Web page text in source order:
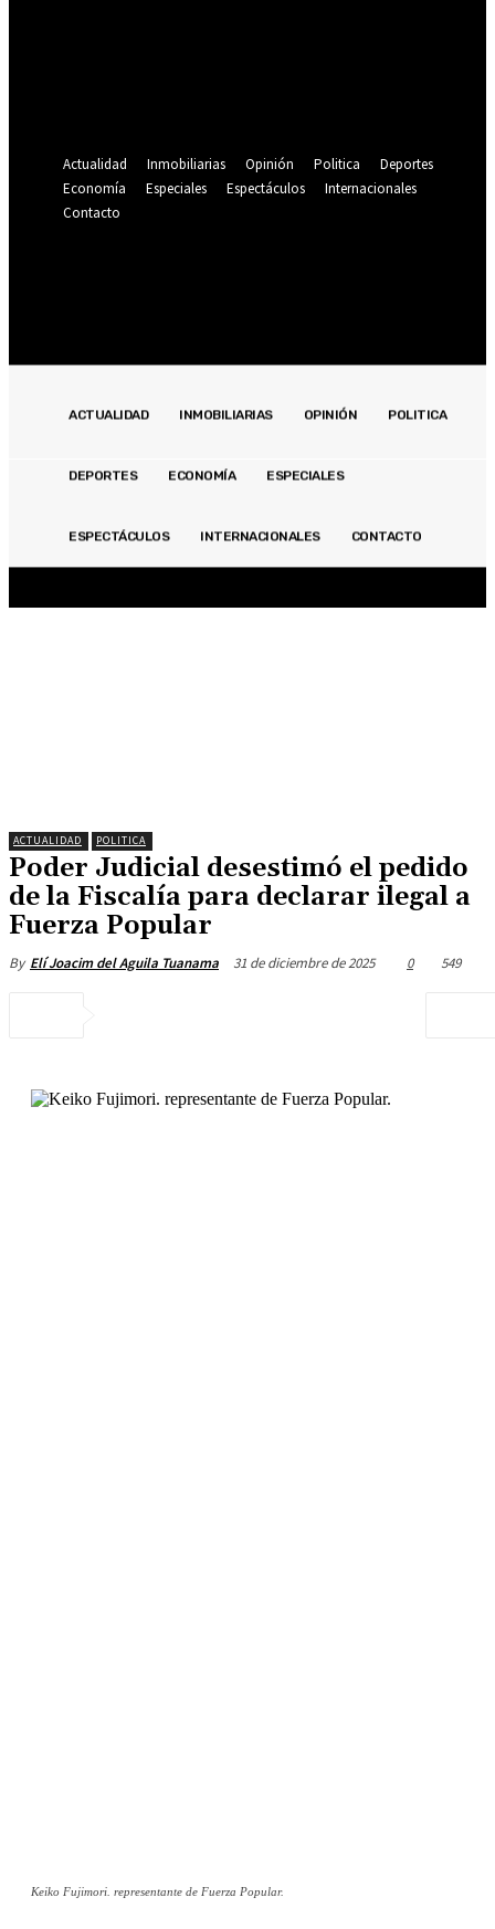
Actualidad
Inmobiliarias Opinión Politica
Deportes
Economía
Especiales Espectáculos
Internacionales
Contacto
POLITICA
DEPORTES
ECONOMÍA
ACTUALIDAD INMOBILIARIAS OPINIÓN POLITICA
DEPORTES ECONOMÍA ESPECIALES
ESPECTÁCULOS INTERNACIONALES CONTACTO
ACTUALIDAD POLITICA
Poder Judicial desestimó el pedido
de la Fiscalía para declarar ilegal a
Fuerza Popular
By Elí Joacim del Aguila Tuanama 31 de diciembre de 2025 0 549
Keiko Fujimori. representante de Fuerza Popular.